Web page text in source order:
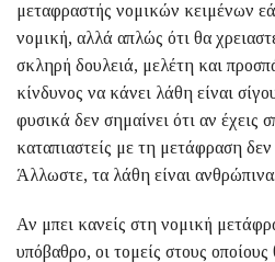
μεταφραστής νομικών κειμένων
νομική, αλλά απλώς ότι θα
σκληρή δουλειά, μελέτη και
κίνδυνος να κάνει λάθη είναι
φυσικά δεν σημαίνει ότι αν έχεις
καταπιαστείς με τη μετάφραση
Άλλωστε, τα λάθη είναι ανθρώπινα.
Αν μπει κανείς στη νομική
υπόβαθρο, οι τομείς στους οποίους